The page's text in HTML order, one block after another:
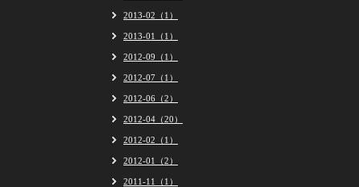
2013-02（1）
2013-01（1）
2012-09（1）
2012-07（1）
2012-06（2）
2012-04（20）
2012-02（1）
2012-01（2）
2011-11（1）